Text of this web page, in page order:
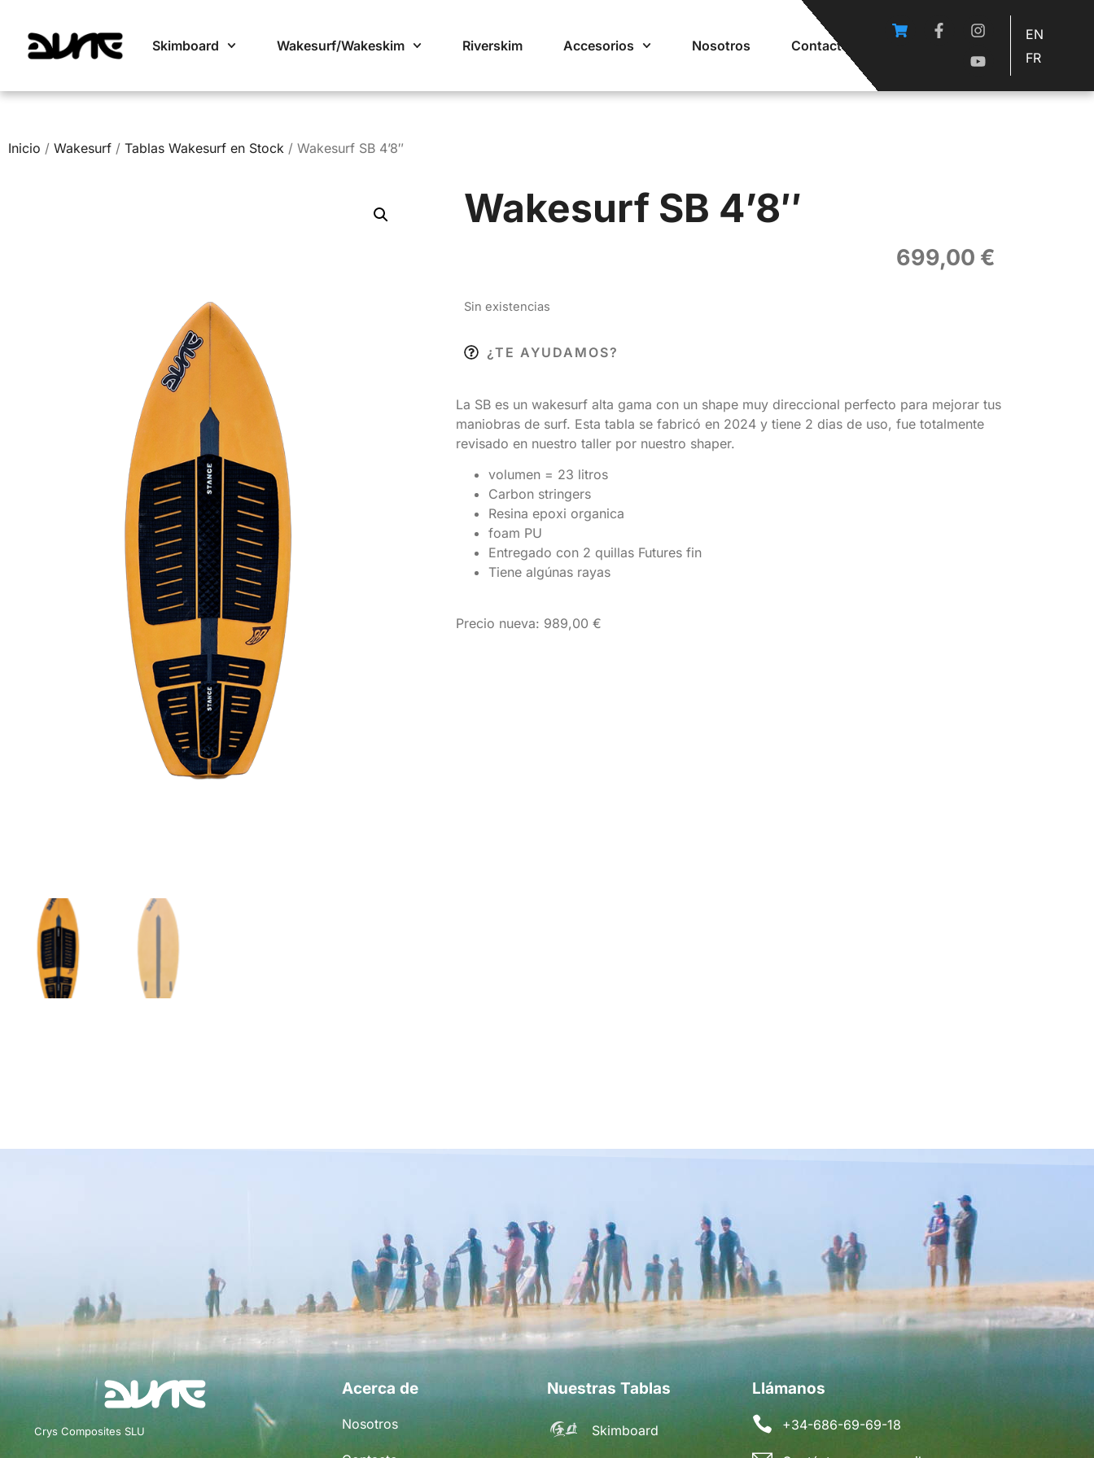
Skimboard Wakesurf/Wakeskim Riverskim Accesorios Nosotros Contacto
EN
FR
Inicio / Wakesurf / Tablas Wakesurf en Stock / Wakesurf SB 4’8″
Wakesurf SB 4’8″
699,00 €
Sin existencias
¿TE AYUDAMOS?
La SB es un wakesurf alta gama con un shape muy direccional perfecto para mejorar tus
maniobras de surf. Esta tabla se fabricó en 2024 y tiene 2 dias de uso, fue totalmente
revisado en nuestro taller por nuestro shaper.
volumen = 23 litros
Carbon stringers
Resina epoxi organica
foam PU
Entregado con 2 quillas Futures fin
Tiene algúnas rayas
Precio nueva: 989,00 €
Crys Composites SLU
Acerca de
Nosotros
Nuestras Tablas
Skimboard
Llámanos
+34-686-69-69-18